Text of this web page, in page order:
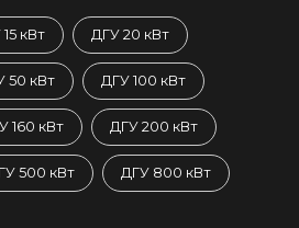
кВт ДГУ 20 кВт
50 кВт ДГУ 100 кВт
160 кВт ДГУ 200 кВт
500 кВт ДГУ 800 кВт